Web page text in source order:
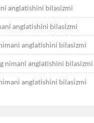
anglatishini bilasizmi
anglatishini bilasizmi
anglatishini bilasizmi
nimani anglatishini bilasizmi
anglatishini bilasizmi